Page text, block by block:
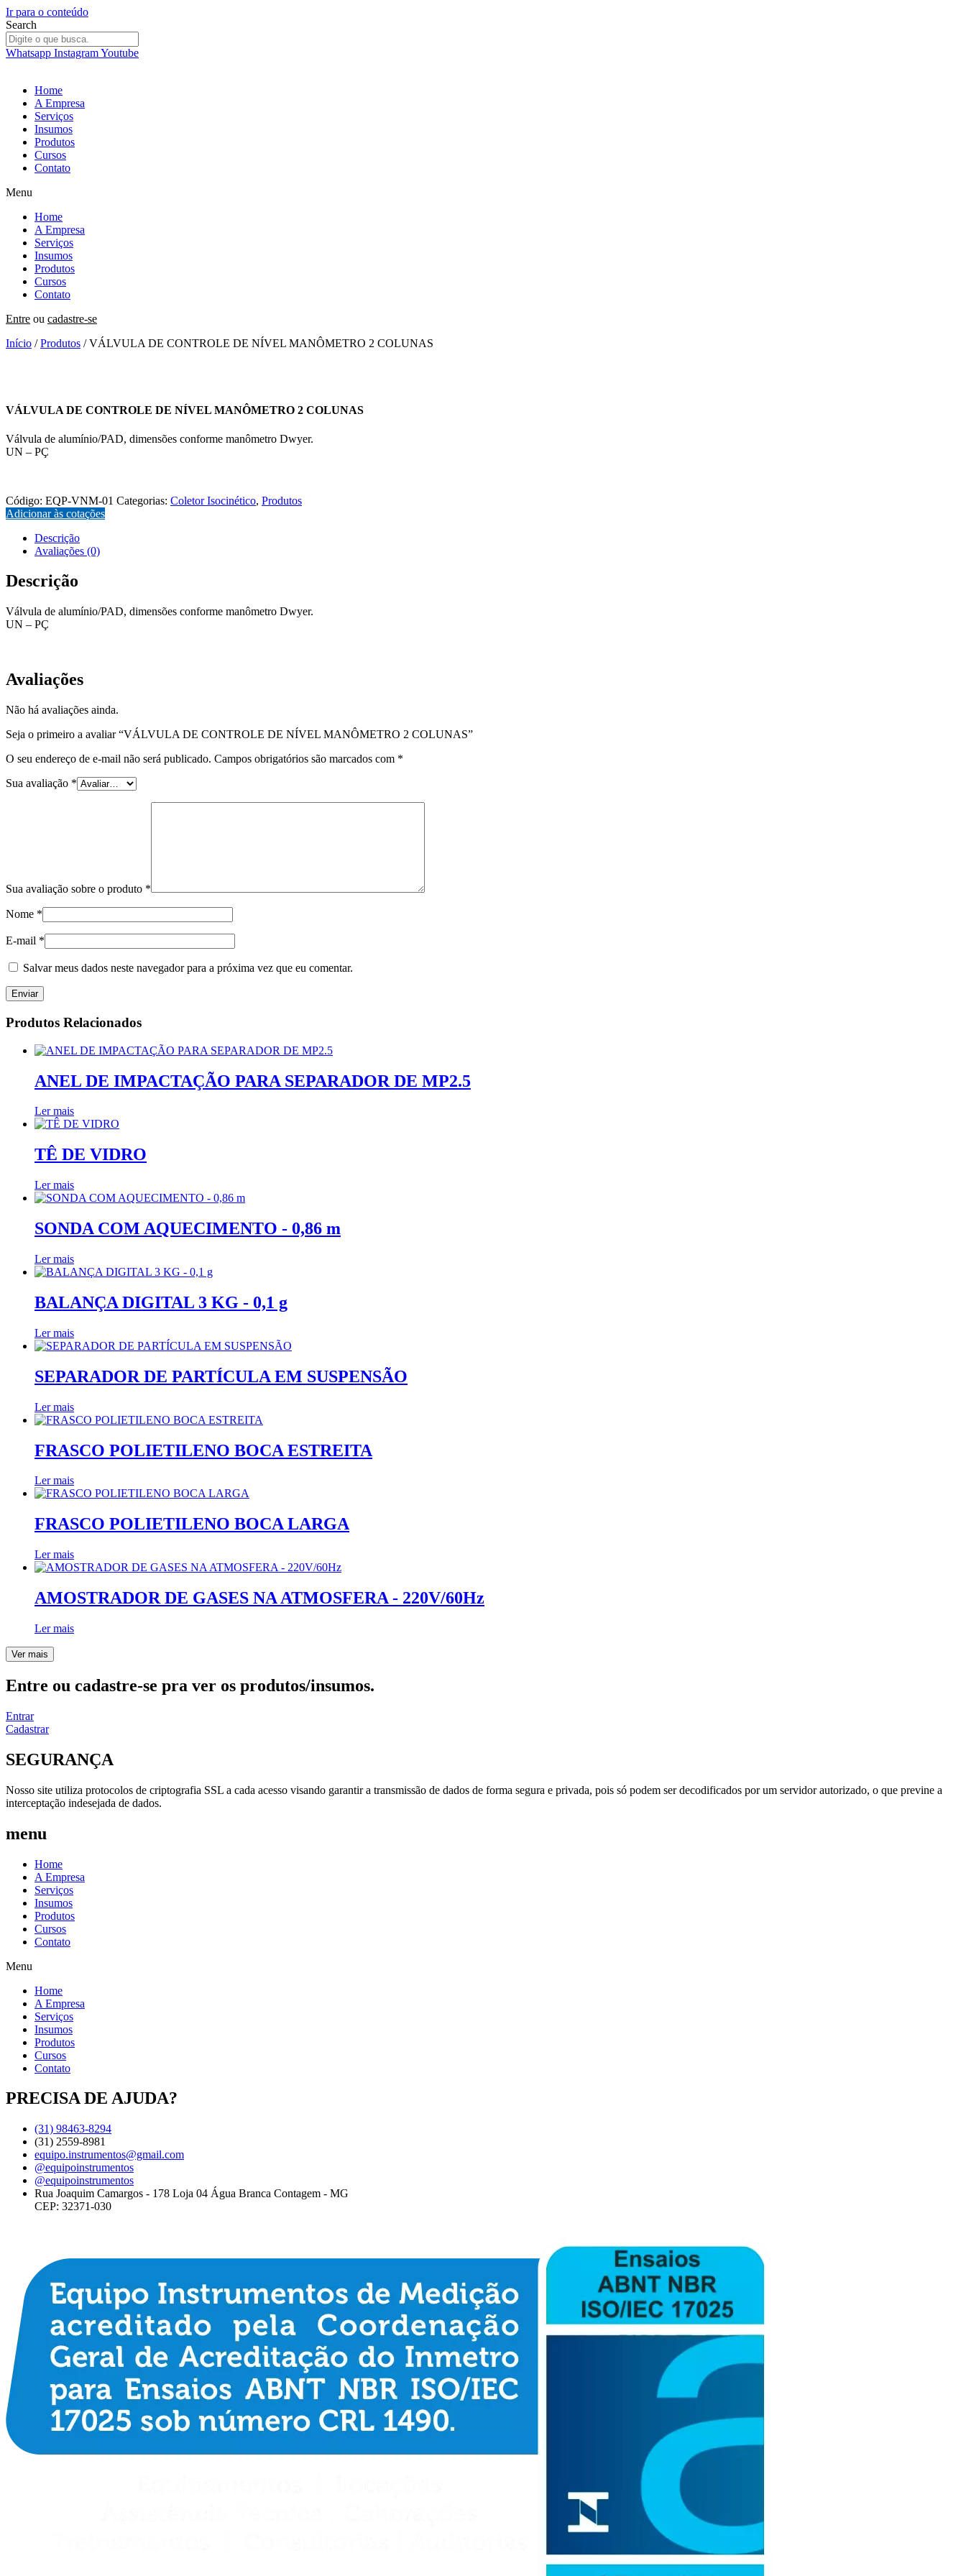
Ir para o conteúdo
Search
Whatsapp InstagramYoutube
Home
A Empresa
Serviços
Insumos
Produtos
Cursos
Contato
Menu
Home
A Empresa
Serviços
Insumos
Produtos
Cursos
Contato
Entre ou cadastre-se
Início /Produtos / VÁLVULA DE CONTROLE DE NÍVEL MANÔMETRO 2 COLUNAS
VÁLVULA DE CONTROLE DE NÍVEL MANÔMETRO 2 COLUNAS
Válvula de alumínio/PAD, dimensões conforme manômetro Dwyer.
UN – PÇ
Código: EQP-VNM-01 Categorias: Coletor Isocinético, Produtos
Adicionar às cotações
Descrição
Avaliações (0)
Descrição
Válvula de alumínio/PAD, dimensões conforme manômetro Dwyer.
UN – PÇ
Avaliações
Não há avaliações ainda.
Seja o primeiro a avaliar “VÁLVULA DE CONTROLE DE NÍVEL MANÔMETRO 2 COLUNAS”
O seu endereço de e-mail não será publicado. Campos obrigatórios são marcados com *
Sua avaliação *
Sua avaliação sobre o produto *
Nome *
E-mail *
Salvar meus dados neste navegador para a próxima vez que eu comentar.
Produtos Relacionados
ANEL DE IMPACTAÇÃO PARA SEPARADOR DE MP2.5
Ler mais
TÊ DE VIDRO
Ler mais
SONDA COM AQUECIMENTO - 0,86 m
Ler mais
BALANÇA DIGITAL 3 KG - 0,1 g
Ler mais
SEPARADOR DE PARTÍCULA EM SUSPENSÃO
Ler mais
FRASCO POLIETILENO BOCA ESTREITA
Ler mais
FRASCO POLIETILENO BOCA LARGA
Ler mais
AMOSTRADOR DE GASES NA ATMOSFERA - 220V/60Hz
Ler mais
Ver mais
Entre ou cadastre-se pra ver os produtos/insumos.
Entrar
Cadastrar
SEGURANÇA
Nosso site utiliza protocolos de criptografia SSL a cada acesso visando garantir a transmissão de dados de forma segura e privada, pois só podem ser decodificados por um servidor autorizado, o que previne a
interceptação indesejada de dados.
menu
Home
A Empresa
Serviços
Insumos
Produtos
Cursos
Contato
Menu
Home
A Empresa
Serviços
Insumos
Produtos
Cursos
Contato
PRECISA DE AJUDA?
(31) 98463-8294
(31) 2559-8981
equipo.instrumentos@gmail.com
@equipoinstrumentos
@equipoinstrumentos
Rua Joaquim Camargos - 178 Loja 04 Água Branca Contagem - MG
CEP: 32371-030